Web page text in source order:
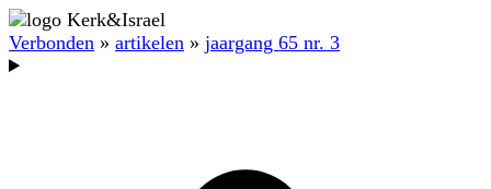
Verbonden » artikelen » jaargang 65 nr. 3